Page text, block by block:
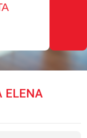
ELENA